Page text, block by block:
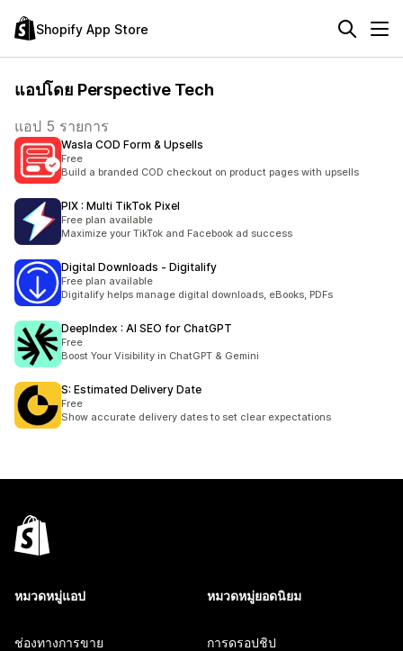
Shopify App Store
แอปโดย Perspective Tech
แอป 5 รายการ
Wasla COD Form & Upsells
Free
Build a branded COD checkout on product pages with upsells
PIX : Multi TikTok Pixel
Free plan available
Maximize your TikTok and Facebook ad success
Digital Downloads ‑ Digitalify
Free plan available
Digitalify helps manage digital downloads, eBooks, PDFs
DeepIndex : AI SEO for ChatGPT
Free
Boost Your Visibility in ChatGPT & Gemini
S: Estimated Delivery Date
Free
Show accurate delivery dates to set clear expectations
หมวดหมู่แอป
ช่องทางการขาย
หมวดหมู่ยอดนิยม
การดรอปชิป